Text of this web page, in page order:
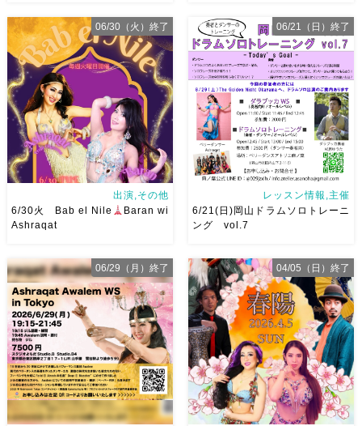
7/24金 19:00 OHK 金バクベ
リーダンスアトリエ麻ノ葉テレ
ビで紹介されます♡ Tverでも
見れますので全国の皆様みてね
河合くんが来てくれました
岡山でベリーダンス始めて見ま
せんか？7/1水より新曲スター
ト
日焼けせずに街中で身
体を動かせる
音楽とともに
踊ることでリフレッシュ
表
現することで違う自分になれる
などなど ₊˚ […]
6/30火 Bab el Nile
有楽
町のツタンカーメンさんにて
Baran wi Ashraqat デュオショ
ーします
Baranさんと踊る
の、めっちゃ楽しい、幸せ
がっつりデュオとそれ […]
出演,その他
6/30火 Bab el Nile
Baran wi
Ashraqat
06/30（火）終了
一年と二ヶ月ぶりの岡山ドラム
ソロトレーニング vol.7
今回
は6/21(日)開催です！ 最初にド
ラムソロトレーニングの予習的
なオールレベルダラブッカWS
もありますので奏者の方はぜひ
奏者の方もダン […]
レッスン情報,主催
6/21(日)岡山ドラムソロトレーニ
ング vol.7
06/21（日）終了
06/29（月）終了 04/05（日）終了